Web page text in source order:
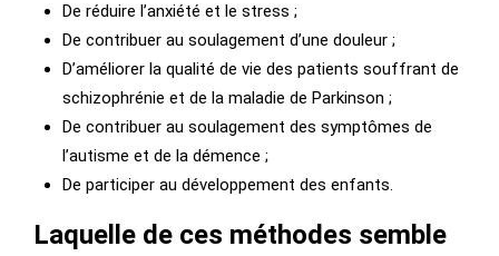
De réduire l’anxiété et le stress ;
De contribuer au soulagement d’une douleur ;
D’améliorer la qualité de vie des patients souffrant de
schizophrénie et de la maladie de Parkinson ;
De contribuer au soulagement des symptômes de
l’autisme et de la démence ;
De participer au développement des enfants.
Laquelle de ces méthodes semble